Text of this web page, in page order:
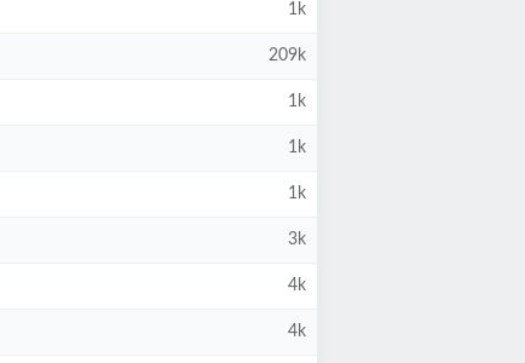
1k
209k
1k
1k
1k
3k
4k
4k